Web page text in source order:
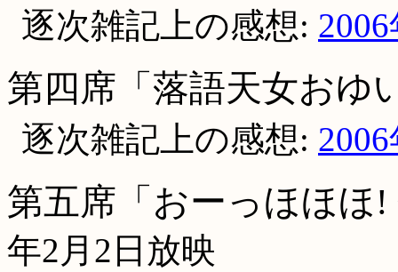
逐次雑記上の感想:
第四席「落語天女おゆ
逐次雑記上の感想:
第五席「おーっほほほ
年2月2日放映